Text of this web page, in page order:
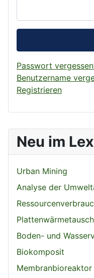
Neu im
Urban Mining
Analyse der
Boden- und
Biokomposit
Membranbioreaktor
Passwort
Benutzername
Registrieren